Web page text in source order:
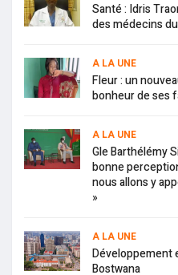
Santé : Idris
des médecins
A LA UNE
Fleur : un
bonheur de ses
A LA UNE
Gle Barthélémy
bonne
nous allons y
»
A LA UNE
Développement
Bostwana